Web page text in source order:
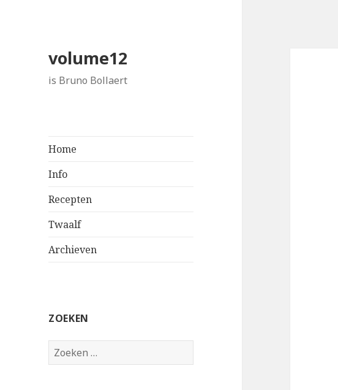
volume12
is Bruno Bollaert
Home
Info
Recepten
Twaalf
Archieven
ZOEKEN
Zoeken
naar: